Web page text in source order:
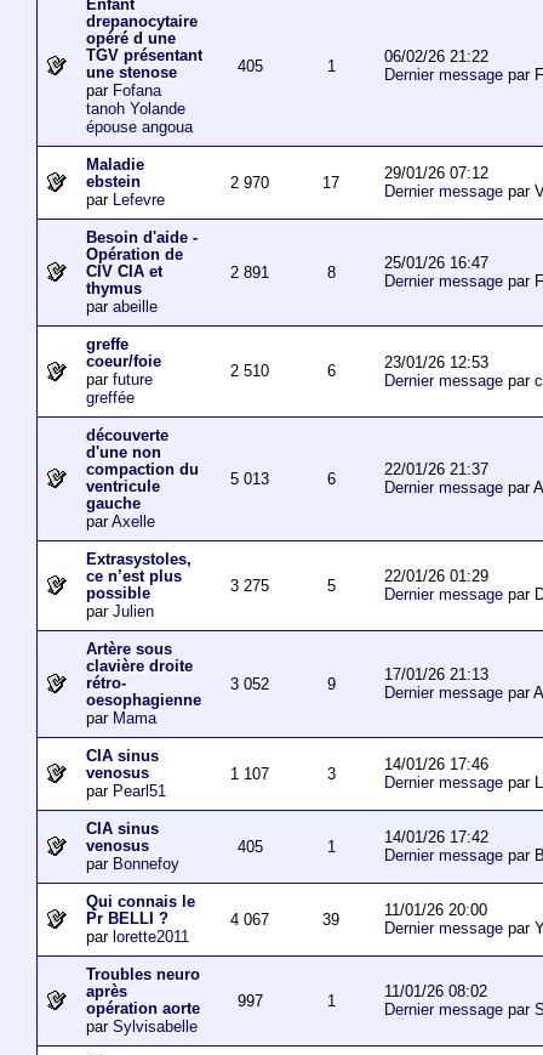
Enfant
drepanocytaire
opéré d une
TGV présentant
une stenose
par Fofana
tanoh Yolande
épouse angoua
405 1
06/02/26 21:22
Dernier messagepar
Maladie
ebstein
par Lefevre
2 970 17
29/01/26 07:12
Dernier messagepar
Besoin d'aide -
Opération de
CIV CIA et
thymus
par abeille
2 891 8
25/01/26 16:47
Dernier messagepar
greffe
coeur/foie
par future
greffée
2 510 6
23/01/26 12:53
Dernier messagepar
découverte
d'une non
compaction du
ventricule
gauche
parAxelle
5 013 6
22/01/26 21:37
Dernier messagepar
Extrasystoles,
ce n’est plus
possible
par Julien
3 275 5
22/01/26 01:29
Dernier messagepar
Artère sous
clavière droite
rétro-
oesophagienne
par Mama
3 052 9
17/01/26 21:13
Dernier messagepar
CIA sinus
venosus
par Pearl51
1 107 3
14/01/26 17:46
Dernier messagepar
CIA sinus
venosus
par Bonnefoy
405 1
14/01/26 17:42
Dernier messagepar
Qui connais le
Pr BELLI ?
par lorette2011
4 067 39
11/01/26 20:00
Dernier messagepar
Troubles neuro
après
opération aorte
par Sylvisabelle
997 1
11/01/26 08:02
Dernier messagepar